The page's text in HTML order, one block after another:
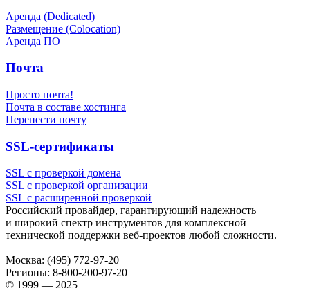
Аренда (Dedicated)
Размещение (Colocation)
Аренда ПО
Почта
Просто почта!
Почта в составе хостинга
Перенести почту
SSL-сертификаты
SSL с проверкой домена
SSL с проверкой организации
SSL с расширенной проверкой
Российский провайдер, гарантирующий надежность
и широкий спектр инструментов для комплексной
технической поддержки веб-проектов любой сложности.
Москва: (495) 772-97-20
Регионы: 8-800-200-97-20
© 1999 — 2025